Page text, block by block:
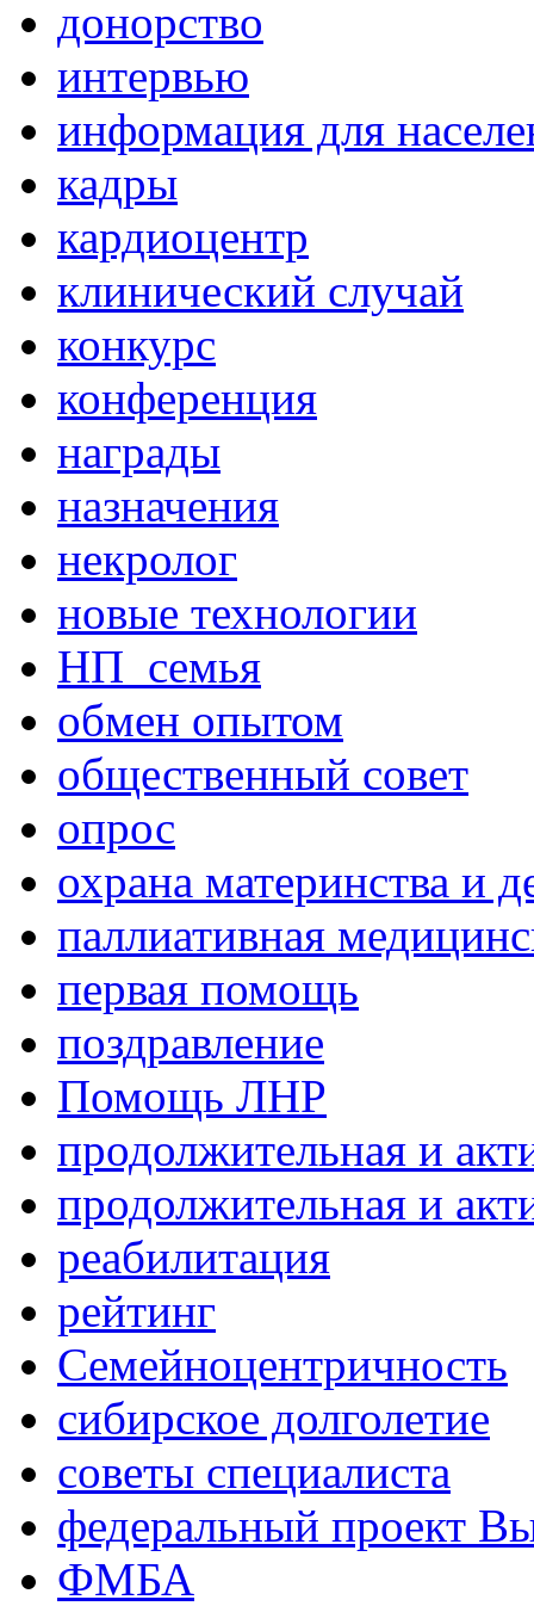
донорство
интервью
информация для
кадры
кардиоцентр
клинический случай
конкурс
конференция
награды
назначения
некролог
новые технологии
НП_семья
обмен опытом
общественный совет
опрос
охрана материнства и
паллиативная
первая помощь
поздравление
Помощь ЛНР
продолжительная и
продолжительная и
реабилитация
рейтинг
Семейноцентричность
сибирское долголетие
советы специалиста
федеральный проект
ФМБА